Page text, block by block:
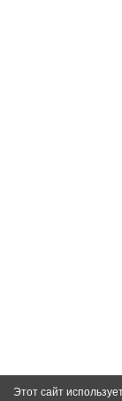
Этот сайт